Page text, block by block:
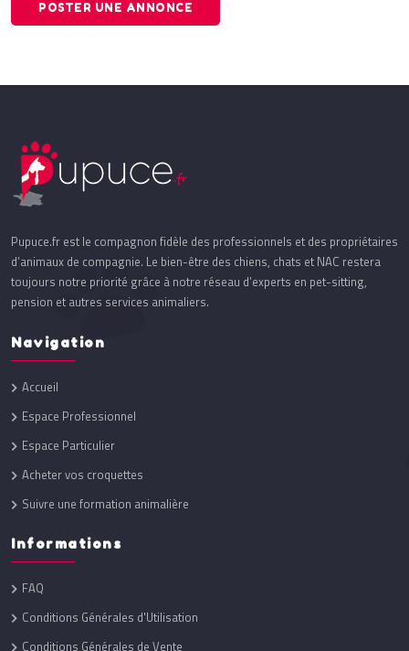
POSTER UNE ANNONCE
Pupuce.fr est le compagnon fidèle des professionnels et des propriétaires
d’animaux de compagnie. Le bien-être des chiens, chats et NAC restera
toujours notre priorité grâce à notre réseau d’experts en pet-sitting,
pension et autres services animaliers.
Navigation
Accueil
Espace Professionnel
Espace Particulier
Acheter vos croquettes
Suivre une formation animalière
Informations
FAQ
Conditions Générales d'Utilisation
Conditions Générales de Vente